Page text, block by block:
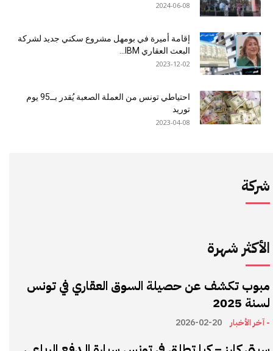
2024-06-08
إقامة أميرة في بومهل مشروع سكني جديد لشركة
البعث العقاري IBM...
2023-12-02
احتياطي تونس من العملة الصعبة يُقدر بــ95 يوم
توريد
2023-04-08
شركة
الأكثر شهرة
مبوب تكشف عن حصيلة السوق العقاري في تونس
لسنة 2025
- آخر الأخبار 2026-02-20